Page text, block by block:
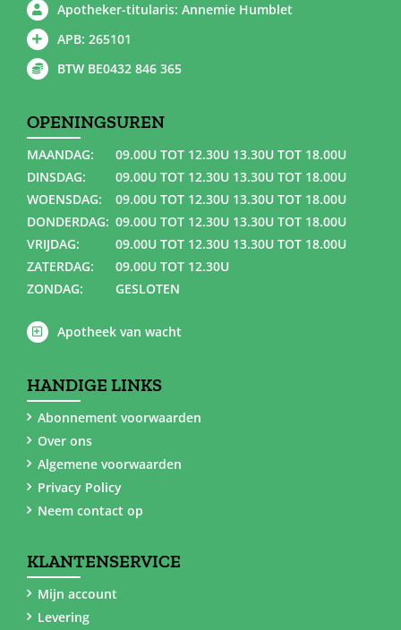
Apotheker-titularis: Annemie Humblet
APB: 265101
BTW BE0432 846 365
OPENINGSUREN
MAANDAG:
09.00U TOT 12.30U 13.30U TOT 18.00U
DINSDAG:
09.00U TOT 12.30U 13.30U TOT 18.00U
WOENSDAG:
09.00U TOT 12.30U 13.30U TOT 18.00U
DONDERDAG: 09.00U TOT 12.30U 13.30U TOT 18.00U
VRIJDAG:
09.00U TOT 12.30U 13.30U TOT 18.00U
ZATERDAG:
09.00U TOT 12.30U
ZONDAG:
GESLOTEN
Apotheek van wacht
HANDIGE LINKS
Abonnement voorwaarden
Over ons
Algemene voorwaarden
Privacy Policy
Neem contact op
KLANTENSERVICE
Mijn account
Levering